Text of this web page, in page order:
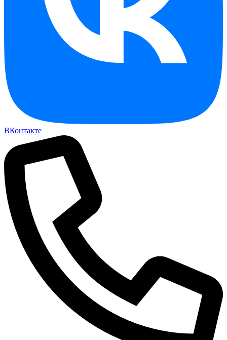
ВКонтакте